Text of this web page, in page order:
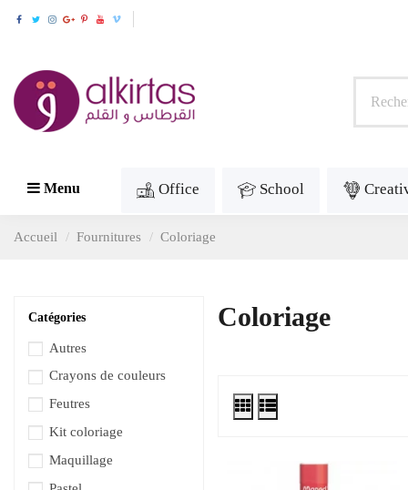
Menu Office School
Accueil Fournitures Coloriage
Coloriage
Catégories
Autres
Crayons de couleurs
Feutres
Kit coloriage
Maquillage